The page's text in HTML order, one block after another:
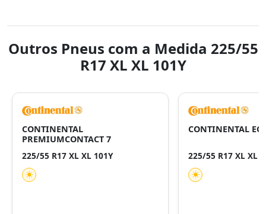
Outros Pneus com a Medida 225/55
R17 XL XL 101Y
CONTINENTAL
PREMIUMCONTACT 7
225/55 R17 XL XL 101Y
CONTINENTAL
225/55 R17 XL XL